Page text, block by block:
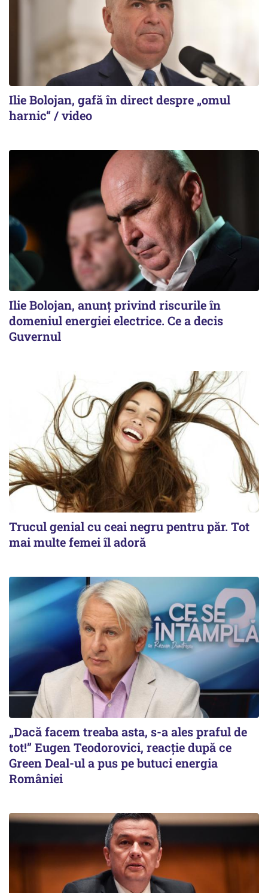
Ilie Bolojan, gafă în direct despre „omul
harnic“ / video
Ilie Bolojan, anunț privind riscurile în
domeniul energiei electrice. Ce a decis
Guvernul
Trucul genial cu ceai negru pentru păr. Tot
mai multe femei îl adoră
„Dacă facem treaba asta, s-a ales praful de
tot!” Eugen Teodorovici, reacție după ce
Green Deal-ul a pus pe butuci energia
României